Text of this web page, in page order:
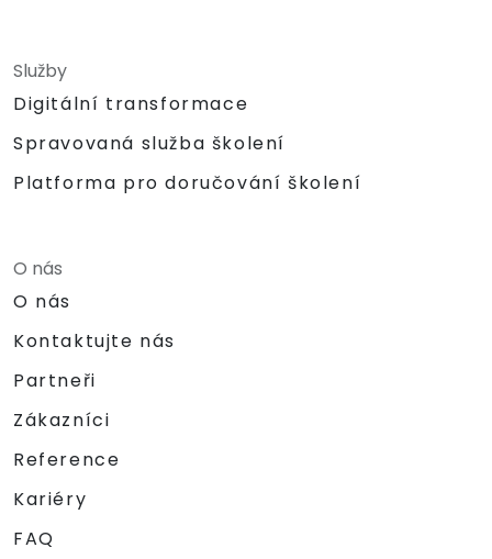
Služby
Digitální transformace
Spravovaná služba školení
Platforma pro doručování školení
O nás
O nás
Kontaktujte nás
Partneři
Zákazníci
Reference
Kariéry
FAQ